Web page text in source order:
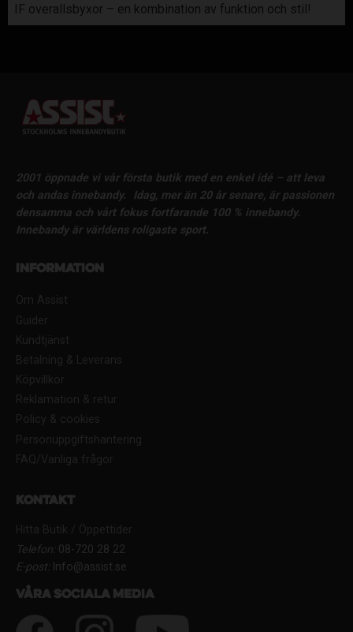
IF overallsbyxor – en kombination av funktion och stil!
2001 öppnade vi vår första butik med en enkel idé – att leva
och andas innebandy.
Idag, mer än 20 år senare, är passionen
densamma och vårt fokus fortfarande 100 % innebandy.
Innebandy är världens roligaste sport.
Information
Om Assist
Guider
Kundtjänst
Betalning & Leverans
Köpvillkor
Reklamation & retur
Policy & cookies
Personuppgiftshantering
FAQ/Vanliga frågor
Kontakt
Hitta Butik / Öppettider
Telefon:08-720 28 22
E-post:Info@assist.se
Våra sociala media